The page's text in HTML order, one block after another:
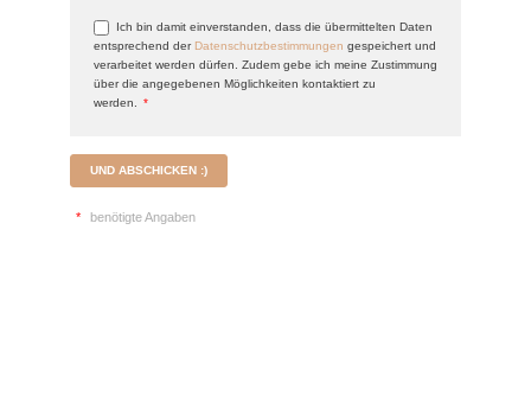
Ich bin damit einverstanden, dass die übermittelten Daten
entsprechend der Datenschutzbestimmungen gespeichert und
verarbeitet werden dürfen. Zudem gebe ich meine Zustimmung
über die angegebenen Möglichkeiten kontaktiert zu
werden.
*
UND ABSCHICKEN :)
* benötigte Angaben